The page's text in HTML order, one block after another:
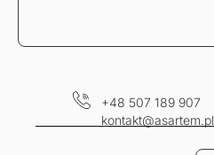
+48 507 189 907
kontakt@asartem.pl